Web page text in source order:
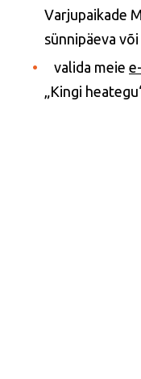
Varjupaikade
sünnipäeva
valida meie
„Kingi